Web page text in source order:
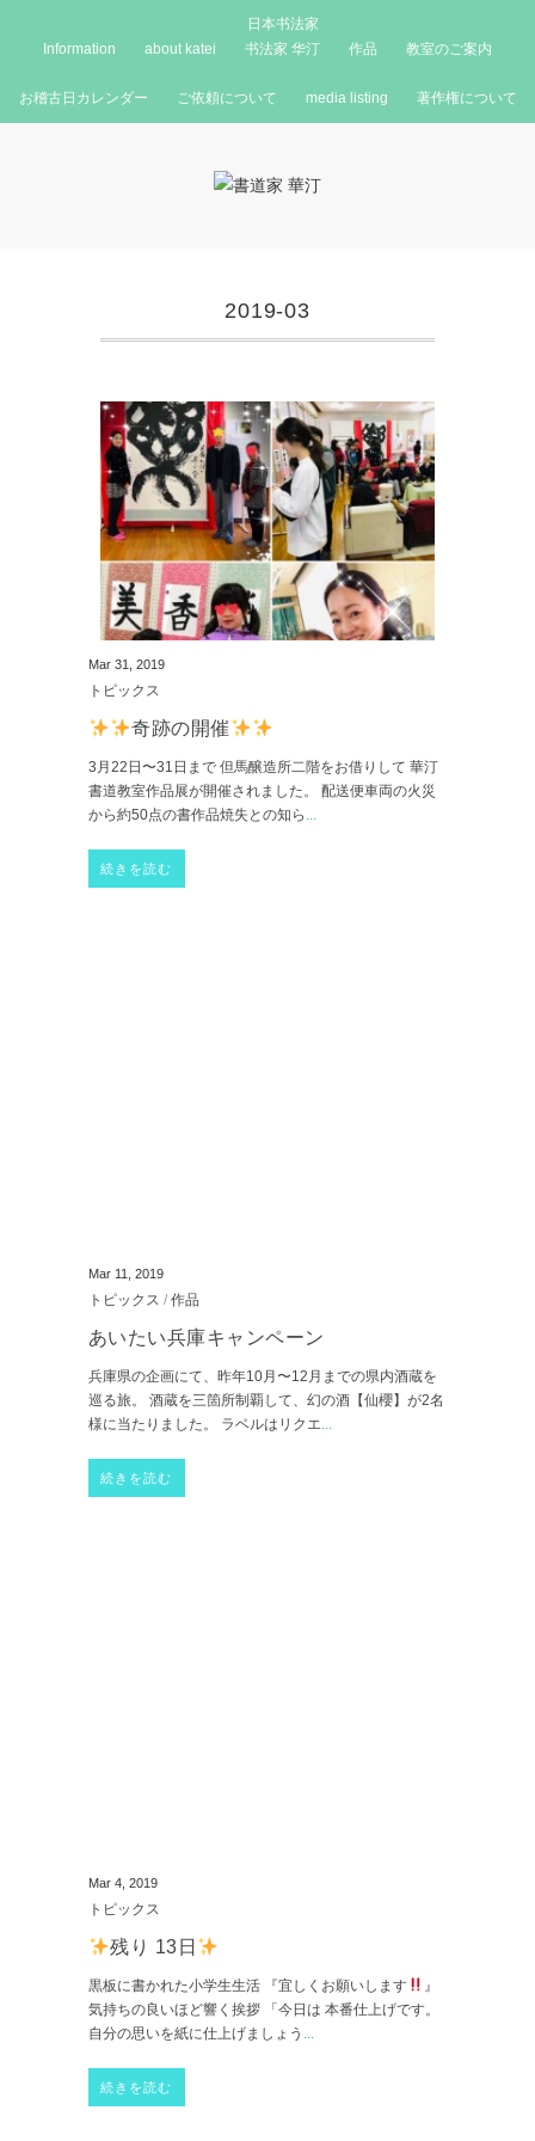
Information about katei
日本书法家
书法家 华汀
作品 教室のご案内
お稽古日カレンダー ご依頼について media listing 著作権について
2019-03
Mar 31, 2019
トピックス
奇跡の開催
3月22日〜31日まで 但馬醸造所二階をお借りして 華汀
書道教室作品展が開催されました。 配送便車両の火災
から約50点の書作品焼失との知ら ...
続きを読む
Mar 11, 2019
トピックス / 作品
あいたい兵庫キャンペーン
兵庫県の企画にて、昨年10月〜12月までの県内酒蔵を
巡る旅。 酒蔵を三箇所制覇して、幻の酒【仙櫻】が2名
様に当たりました。 ラベルはリクエ...
続きを読む
Mar 4, 2019
トピックス
残り 13日
黒板に書かれた小学生生活 『宜しくお願いします
』
気持ちの良いほど響く挨拶 「今日は 本番仕上げです。
自分の思いを紙に仕上げましょう ...
続きを読む